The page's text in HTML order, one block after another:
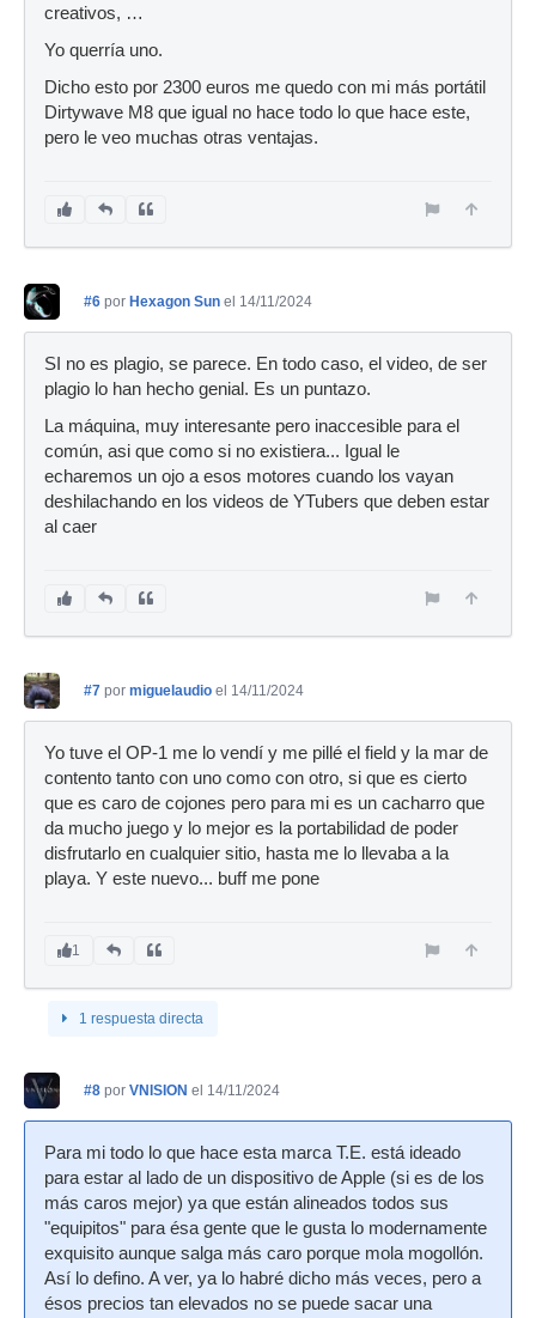
creativos, …
Yo querría uno.
Dicho esto por 2300 euros me quedo con mi más portátil
Dirtywave M8 que igual no hace todo lo que hace este,
pero le veo muchas otras ventajas.
#6 por Hexagon Sun el 14/11/2024
SI no es plagio, se parece. En todo caso, el video, de ser
plagio lo han hecho genial. Es un puntazo.
La máquina, muy interesante pero inaccesible para el
común, asi que como si no existiera... Igual le
echaremos un ojo a esos motores cuando los vayan
deshilachando en los videos de YTubers que deben estar
al caer
#7 por miguelaudio el 14/11/2024
Yo tuve el OP-1 me lo vendí y me pillé el field y la mar de
contento tanto con uno como con otro, si que es cierto
que es caro de cojones pero para mi es un cacharro que
da mucho juego y lo mejor es la portabilidad de poder
disfrutarlo en cualquier sitio, hasta me lo llevaba a la
playa. Y este nuevo... buff me pone
1
1 respuesta directa
#8 por VNISION el 14/11/2024
Para mi todo lo que hace esta marca T.E. está ideado
para estar al lado de un dispositivo de Apple (si es de los
más caros mejor) ya que están alineados todos sus
"equipitos" para ésa gente que le gusta lo modernamente
exquisito aunque salga más caro porque mola mogollón.
Así lo defino. A ver, ya lo habré dicho más veces, pero a
ésos precios tan elevados no se puede sacar una